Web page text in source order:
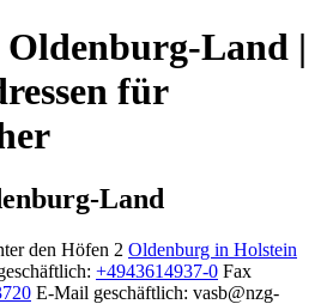
Oldenburg-Land |
für
Land
den Höfen 2 Oldenburg in Holstein
: +4943614937-0 Fax
E-Mail geschäftlich: vasb@nzg-